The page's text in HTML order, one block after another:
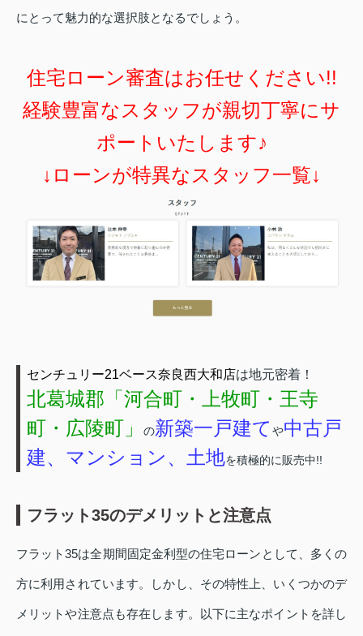
にとって魅力的な選択肢となるでしょう。
住宅ローン審査はお任せください!!
経験豊富なスタッフが親切丁寧にサ
ポートいたします♪
↓ローンが特異なスタッフ一覧↓
センチュリー21ベース奈良西大和店は地元密着！
北葛城郡「河合町・上牧町・王寺
町・広陵町」
の新築一戸建て や中古戸
建、マンション、土地を積極的に販売中!!
フラット35のデメリットと注意点
フラット35は全期間固定金利型の住宅ローンとして、多くの
方に利用されています。しかし、その特性上、いくつかのデ
メリットや注意点も存在します。以下に主なポイントを詳し